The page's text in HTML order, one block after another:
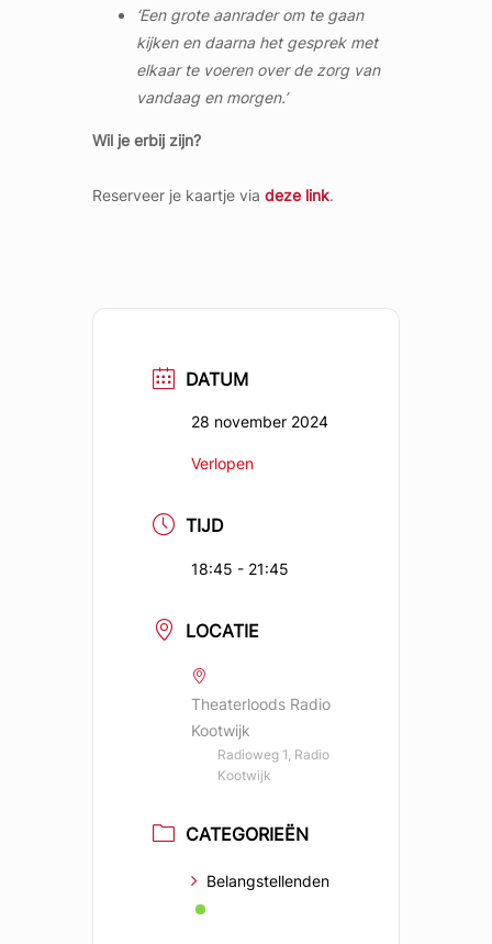
‘Een grote aanrader om te gaan
kijken en daarna het gesprek met
elkaar te voeren over de zorg van
vandaag en morgen.’
Wil je erbij zijn?
Reserveer je kaartje via deze link.
DATUM
28 november 2024
Verlopen
TIJD
18:45 - 21:45
LOCATIE
Theaterloods Radio
Kootwijk
Radioweg 1, Radio
Kootwijk
CATEGORIEËN
Belangstellenden